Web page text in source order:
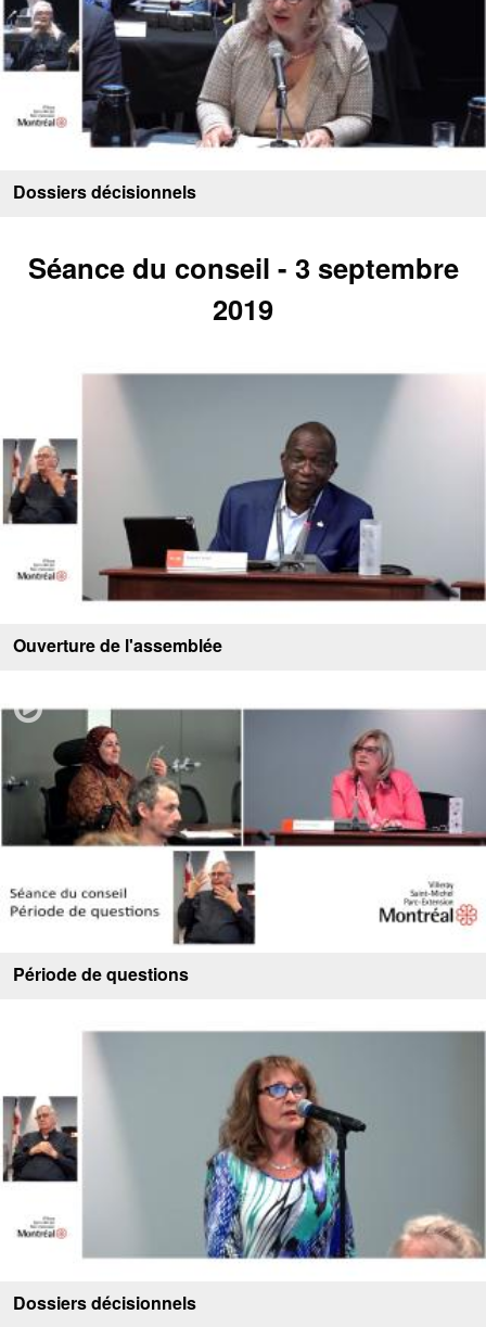
Dossiers décisionnels
Séance du conseil - 3 septembre
2019
Ouverture de l'assemblée
Période de questions
Dossiers décisionnels